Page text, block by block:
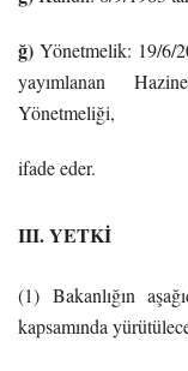
ğ) Yönetmelik: 19/6/
yayımlanan
Yönetmeliği,
ifade eder.
III. YETKİ
(1) Bakanlığın
kapsamında